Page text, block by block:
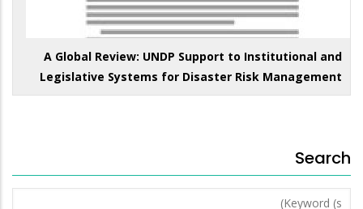
A Global Review: UNDP Support to Institutional and
Legislative Systems for Disaster Risk Management
Search
Keyword